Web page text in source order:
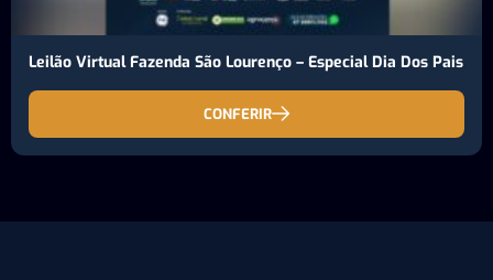
Leilão Virtual Fazenda São Lourenço – Especial Dia Dos Pais
CONFERIR